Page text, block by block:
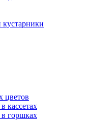
цветов
кассетах
горшках